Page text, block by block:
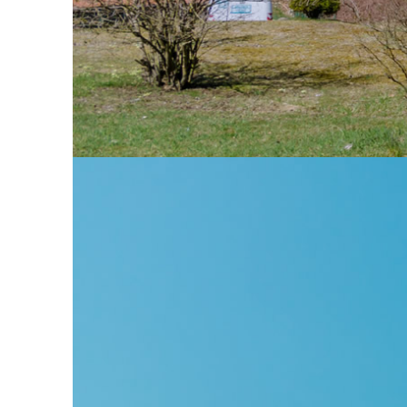
or
leckere Begegnungen mit der typischen Küche, nur